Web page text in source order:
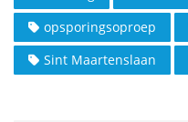
opsporingsoproep
Sint Maartenslaan